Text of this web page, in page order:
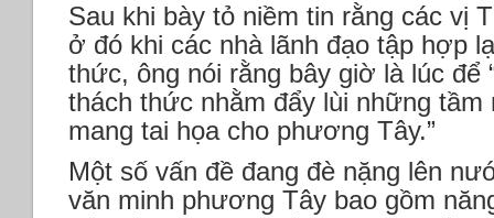
Sau khi bày tỏ niềm tin rằng các vị
ở đó khi các nhà lãnh đạo tập hợp
thức, ông nói rằng bây giờ là lúc để
thách thức nhằm đẩy lùi những tầm
mang tai họa cho phương Tây.”
Một số vấn đề đang đè nặng lên
văn minh phương Tây bao gồm